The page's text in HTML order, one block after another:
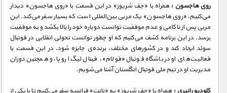
ماورایی
مسابقات / ورزشی
مستند های اختصاصی
روی هاجسون : همراه با «جف شریوز» در این قسمت با «روی هاجسون» دیدار
می‌کنیم. «روی هاجسون» یک مربی بین‌المللی است که بسیار سفر می‌کند. این
مربی‌ پس از ناکامی و عدم موفقیت توانست دوباره خود را بالا بکشد و به موفقیت
برسد. در این برنامه کشف می‌کنیم که او چطور توانست تحولی انقلابی در فوتبال
سوئد ایجاد کند و در کشورهای مختلف، برنده‌ی جایزه‌ شود. در این قسمت با
فعالیت‌های او در باشگاه فوتبال «فولام»، فینال لیگ اروپا، و همچنین دوران
مدیریت او در تیم ملی فوتبال انگلستان آشنا می‌شویم.
کلودیو رانیری : همراه با «جف شریوز» به «نانت» فرانسه سفر می‌کنیم تا با یکی از